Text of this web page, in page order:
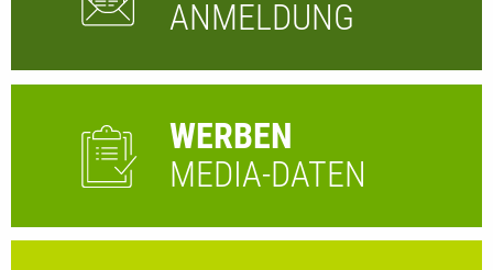
ANMELDUNG
WERBEN
MEDIA-DATEN